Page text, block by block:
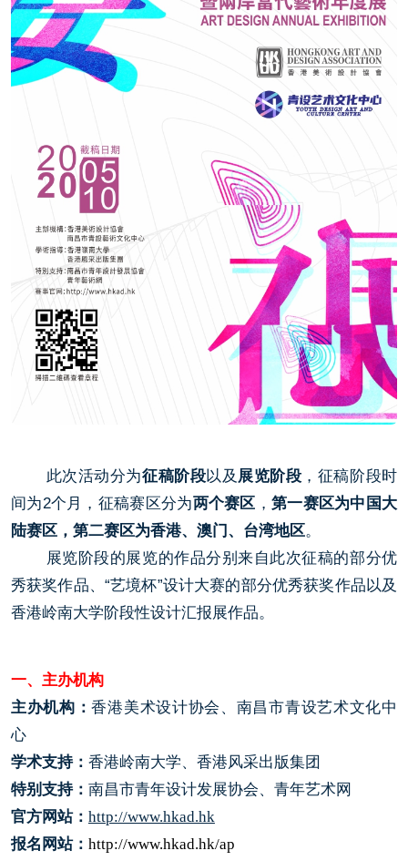
此次活动分为征稿阶段以及 展览阶段 ，征稿阶段时
间为2个月，征稿赛区分为两个赛区 ， 第一赛区为中国大
陆赛区， 第二赛区为香港、澳门、台湾地区。
展览阶段的展览的作品分别来自此次征稿的部分优
秀获奖作品、“艺境杯”设计大赛的部分优秀获奖作品以及
香港岭南大学阶段性设计汇报展作品。
一、主办机构
主办机构：香港美术设计协会、南昌市青设艺术文化中
心
学术支持： 香港岭南大学、香港风采出版集团
特别支持： 南昌市青年设计发展协会、青年艺术网
官方网站： http://www.hkad.hk
报名网站： http://www.hkad.hk/ap